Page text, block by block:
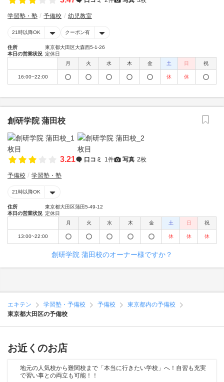
学習塾・塾 予備校 幼児教室
21時以降OK クーポン有
住所
東京都大田区大森西5-1-26
本日の営業状況 定休日
月
火 水 木 金 土 日 祝
16:00~22:00 休 休
創研学院 蒲田校
3.21 口コミ 1件 写真 2枚
予備校 学習塾・塾
21時以降OK
住所
東京都大田区蒲田5-49-12
本日の営業状況 定休日
月
火 水 木 金 土 日 祝
13:00~22:00 休 休 休
創研学院 蒲田校のオーナー様ですか？
エキテン 学習塾・予備校 予備校
東京都内の予備校
東京都大田区の予備校
お近くのお店
地元の人気校から難関校まで「本当に行きたい学校」へ！自習も充実
で習い事との両立も可能！！